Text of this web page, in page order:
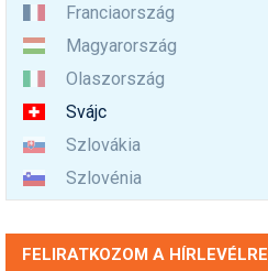
Franciaország
Magyarország
Olaszország
Svájc
Szlovákia
Szlovénia
FELIRATKOZOM A HÍRLEVÉLRE